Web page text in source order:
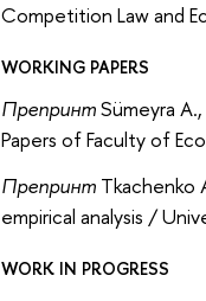
Competition Law and
WORKING PAPERS
ПрепринтSümeyra
Papers of Faculty of
ПрепринтTkachenko
empirical analysis /
WORK IN PROGRESS